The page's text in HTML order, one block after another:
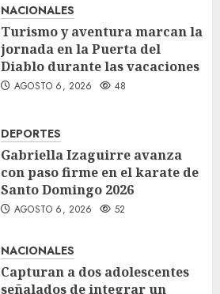
NACIONALES
Turismo y aventura marcan la
jornada en la Puerta del
Diablo durante las vacaciones
AGOSTO 6, 2026 48
DEPORTES
Gabriella Izaguirre avanza
con paso firme en el karate de
Santo Domingo 2026
AGOSTO 6, 2026 52
NACIONALES
Capturan a dos adolescentes
señalados de integrar un